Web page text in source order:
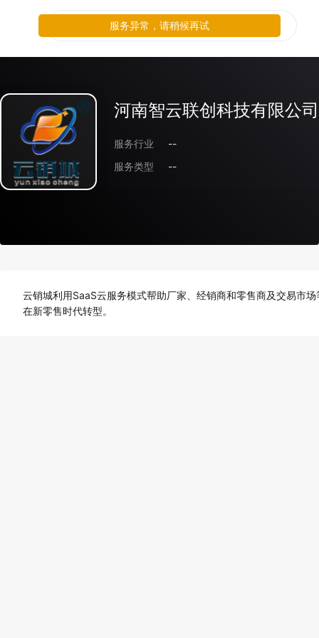
河南智云联创科技有限公司
服务行业
--
服务类型
--
云销城利用SaaS云服务模式帮助厂家、经销商和零售商及交易市
在新零售时代转型。
服务异常，请稍候再试